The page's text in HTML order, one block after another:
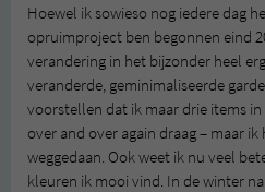
Hoewel ik sowieso nog iedere dag
opruimproject ben begonnen eind
verandering in het bijzonder heel
veranderde, geminimaliseerde
voorstellen dat ik maar drie items
over and over again draag – maar
weggedaan. Ook weet ik nu veel
kleuren ik mooi vind. In de winter